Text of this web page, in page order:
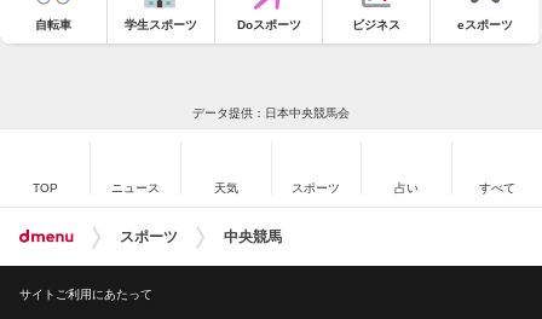
自転車 学生スポーツ Doスポーツ ビジネス eスポーツ
データ提供：日本中央競馬会
TOP ニュース 天気 スポーツ 占い すべて
スポーツ 中央競馬
サイトご利用にあたって